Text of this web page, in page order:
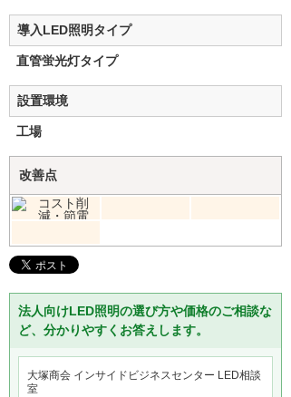
導入LED照明タイプ
直管蛍光灯タイプ
設置環境
工場
改善点
法人向けLED照明の選び方や価格のご相談な
ど、分かりやすくお答えします。
大塚商会 インサイドビジネスセンター LED相談
室